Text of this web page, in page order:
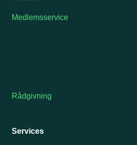
Medlemsservice
Rådgivning
Services